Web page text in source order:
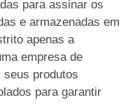
para assinar os
e armazenadas em
apenas a
empresa de
seus produtos
para garantir